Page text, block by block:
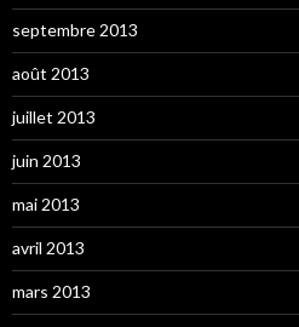
septembre 2013
août 2013
juillet 2013
juin 2013
mai 2013
avril 2013
mars 2013